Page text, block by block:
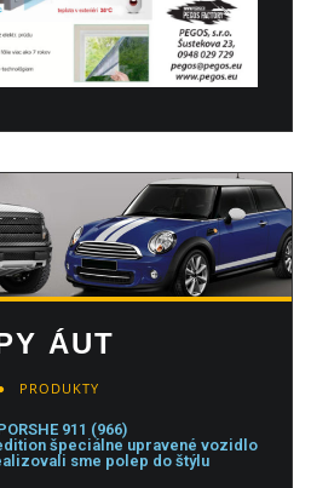
ÁUT
PRODUKTY
911 (966)
špeciálne upravené vozidlo
sme polep do štýlu